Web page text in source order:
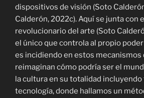
dispositivos de visión (Soto
Calderón, 2022c). Aquí se junta con
revolucionario del arte (Soto
el único que controla al propio poder
es incidiendo en estos mecanismos
reimaginan cómo podría ser el
la cultura en su totalidad incluyendo
tecnología, donde hallamos un